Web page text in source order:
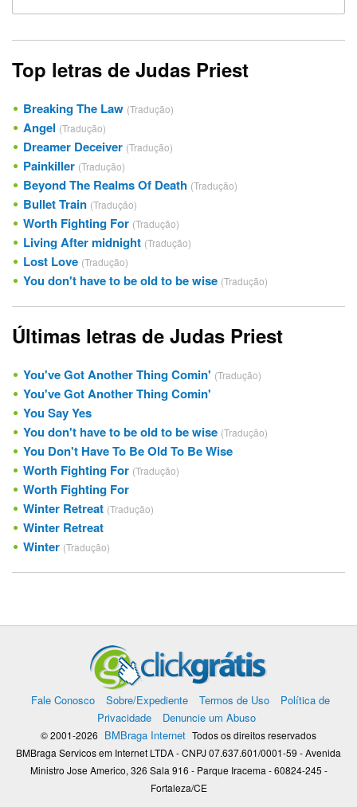
Top letras de Judas Priest
Breaking The Law (Tradução)
Angel (Tradução)
Dreamer Deceiver (Tradução)
Painkiller (Tradução)
Beyond The Realms Of Death (Tradução)
Bullet Train (Tradução)
Worth Fighting For (Tradução)
Living After midnight (Tradução)
Lost Love (Tradução)
You don't have to be old to be wise (Tradução)
Últimas letras de Judas Priest
You've Got Another Thing Comin' (Tradução)
You've Got Another Thing Comin'
You Say Yes
You don't have to be old to be wise (Tradução)
You Don't Have To Be Old To Be Wise
Worth Fighting For (Tradução)
Worth Fighting For
Winter Retreat (Tradução)
Winter Retreat
Winter (Tradução)
Fale Conosco Sobre/Expediente Termos de Uso
Política de
Privacidade
Denuncie um Abuso
© 2001-2026 BMBraga Internet Todos os direitos reservados
BMBraga Servicos em Internet LTDA - CNPJ 07.637.601/0001-59 - Avenida
Ministro Jose Americo, 326 Sala 916 - Parque Iracema - 60824-245 -
Fortaleza/CE